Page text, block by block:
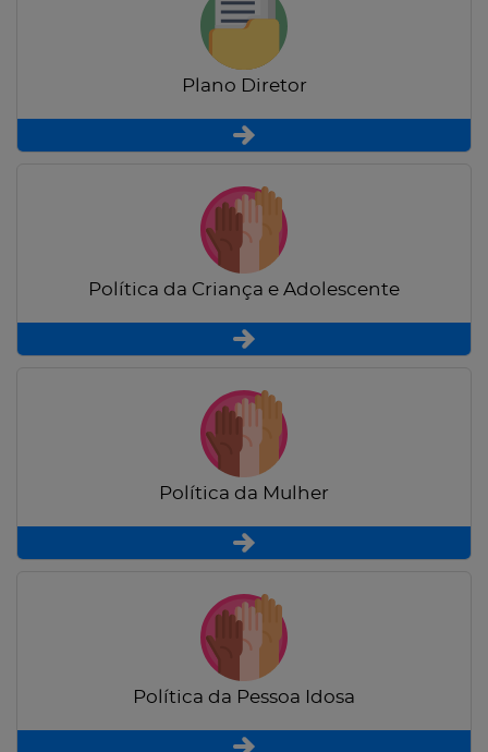
Plano Diretor
Política da Criança e Adolescente
Política da Mulher
Política da Pessoa Idosa